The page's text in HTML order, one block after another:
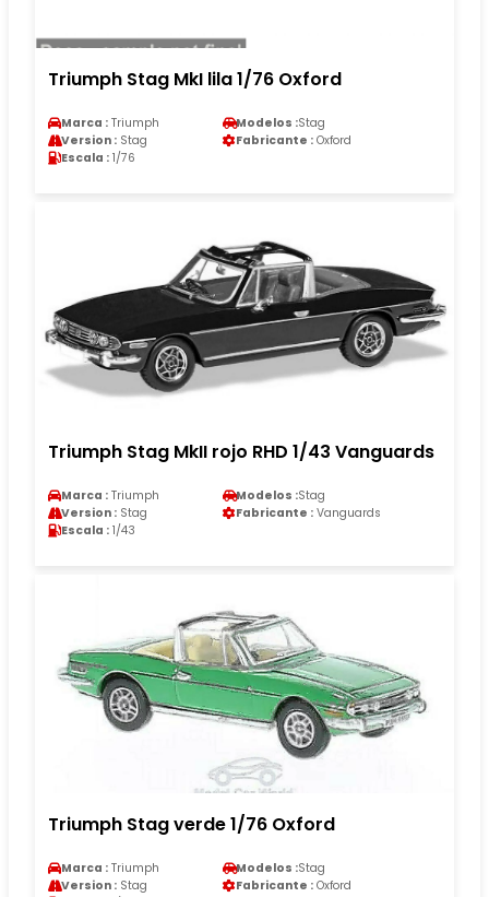
Triumph Stag MkI lila 1/76 Oxford
Marca : Triumph Modelos :Stag
Version : Stag Fabricante : Oxford
Escala : 1/76
Triumph Stag MkII rojo RHD 1/43 Vanguards
Marca : Triumph Modelos :Stag
Version : Stag Fabricante : Vanguards
Escala : 1/43
Triumph Stag verde 1/76 Oxford
Marca : Triumph Modelos :Stag
Version : Stag Fabricante : Oxford